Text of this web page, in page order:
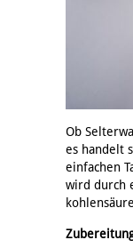
Ob
es handelt
einfachen
wird durch